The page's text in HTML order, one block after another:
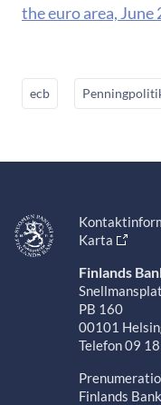
the euro area, June
ecb
Karta
Finlands
PB 160
00101
Telefon 09
Finlands